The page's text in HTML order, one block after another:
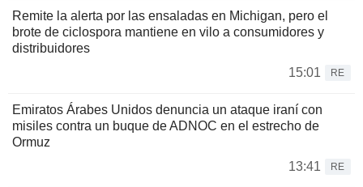
Remite la alerta por las ensaladas en Michigan, pero el
brote de ciclospora mantiene en vilo a consumidores y
distribuidores
15:01
RE
Emiratos Árabes Unidos denuncia un ataque iraní con
misiles contra un buque de ADNOC en el estrecho de
Ormuz
13:41
RE